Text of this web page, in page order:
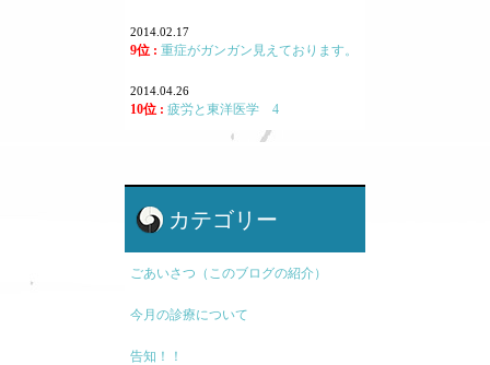
2014.02.17
9位 : 重症がガンガン見えております。
2014.04.26
10位 : 疲労と東洋医学 4
カテゴリー
ごあいさつ（このブログの紹介）
今月の診療について
告知！！